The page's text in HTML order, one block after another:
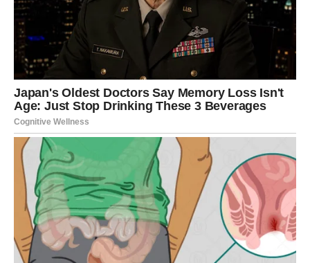
2. JARAC – Sve što si gradio,
sada se napokon isplati (i duplo ti
se vraća)
Jarac ulazi unajblistaviji decembar u poslednjih nekoliko
godina.
Energija uspeha, moći, povoljnih odluka i finansijskog
preporoda toliko je jaka da mnogi Jarčevi bukvalno
menjaju život u roku od 10 dana.
Šta sudbina donosi Jarcu?
✓ Veliki profesionalni skok